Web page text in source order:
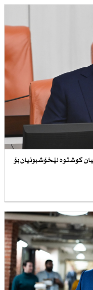
كوشتوە لێخۆشبونیان بۆ